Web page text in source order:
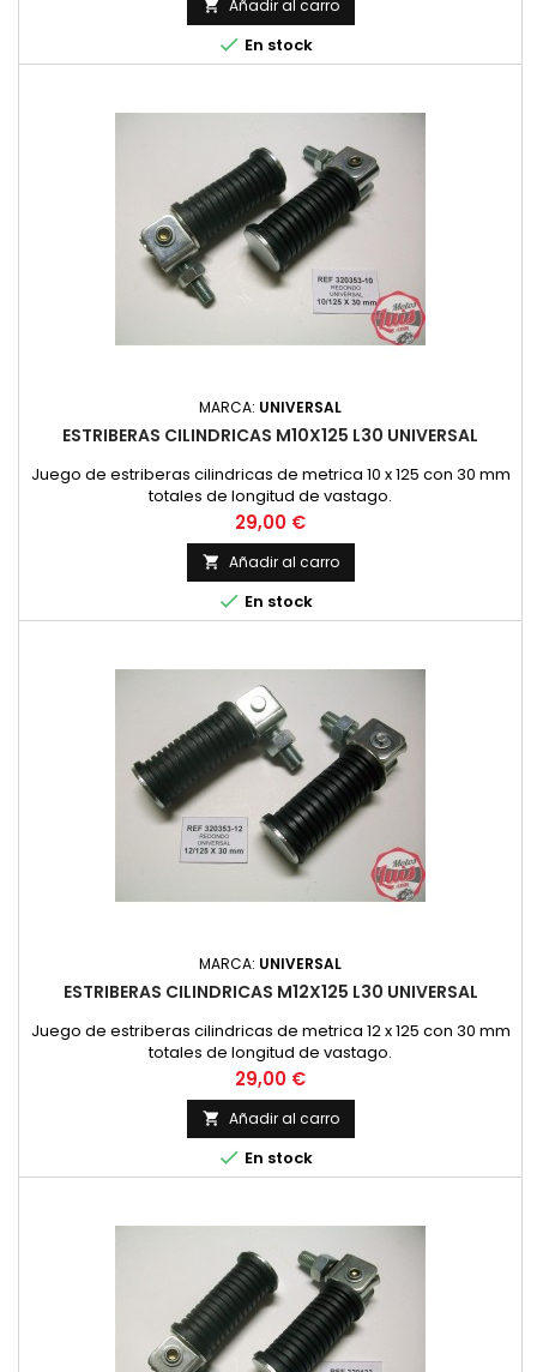
 Añadir al carro
 En stock
MARCA: UNIVERSAL
ESTRIBERAS CILINDRICAS M10X125 L30 UNIVERSAL
Juego de estriberas cilindricas de metrica 10 x 125 con 30 mm
totales de longitud de vastago.
Precio
29,00 €
 Añadir al carro
 En stock
MARCA: UNIVERSAL
ESTRIBERAS CILINDRICAS M12X125 L30 UNIVERSAL
Juego de estriberas cilindricas de metrica 12 x 125 con 30 mm
totales de longitud de vastago.
Precio
29,00 €
 Añadir al carro
 En stock